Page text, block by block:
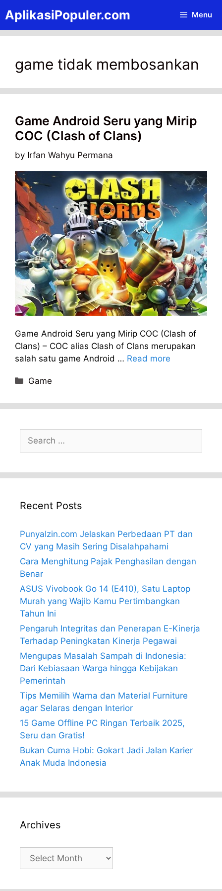
to
content
AplikasiPopuler.com Menu
game tidak membosankan
Game Android Seru yang Mirip
COC (Clash of Clans)
by Irfan Wahyu Permana
Game Android Seru yang Mirip COC (Clash of
Clans) – COC alias Clash of Clans merupakan
salah satu game Android … Read more
Categories
Game
for:
Recent Posts
PunyaIzin.com Jelaskan Perbedaan PT dan
CV yang Masih Sering Disalahpahami
Cara Menghitung Pajak Penghasilan dengan
Benar
ASUS Vivobook Go 14 (E410), Satu Laptop
Murah yang Wajib Kamu Pertimbangkan
Tahun Ini
Pengaruh Integritas dan Penerapan E-Kinerja
Terhadap Peningkatan Kinerja Pegawai
Mengupas Masalah Sampah di Indonesia:
Dari Kebiasaan Warga hingga Kebijakan
Pemerintah
Tips Memilih Warna dan Material Furniture
agar Selaras dengan Interior
15 Game Offline PC Ringan Terbaik 2025,
Seru dan Gratis!
Bukan Cuma Hobi: Gokart Jadi Jalan Karier
Anak Muda Indonesia
Archives
Archives